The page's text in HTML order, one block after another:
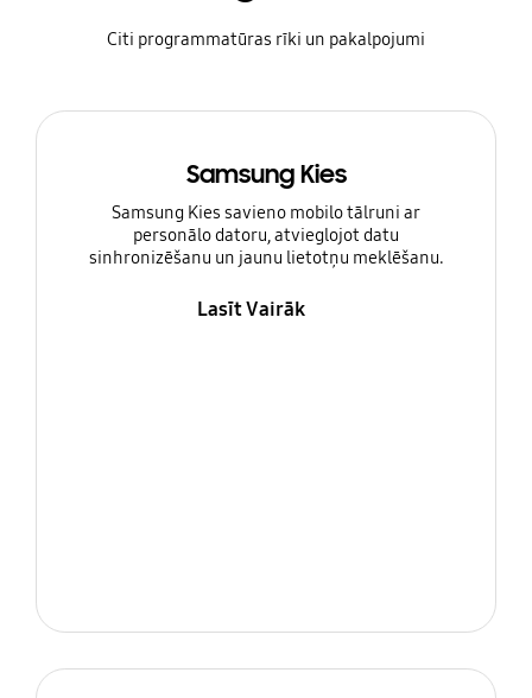
Citi programmatūras rīki un pakalpojumi
Samsung Kies
Samsung Kies savieno mobilo tālruni ar
personālo datoru, atvieglojot datu
sinhronizēšanu un jaunu lietotņu meklēšanu.
Lasīt Vairāk